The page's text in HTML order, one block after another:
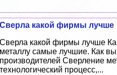
Сверла какой фирмы лучше
Сверла какой фирмы лучше
металлу самые лучшие. Как
производителей Сверление
технологический процесс,...